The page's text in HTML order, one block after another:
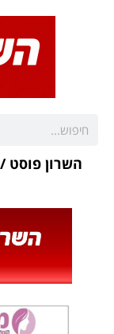
השרון פוסט